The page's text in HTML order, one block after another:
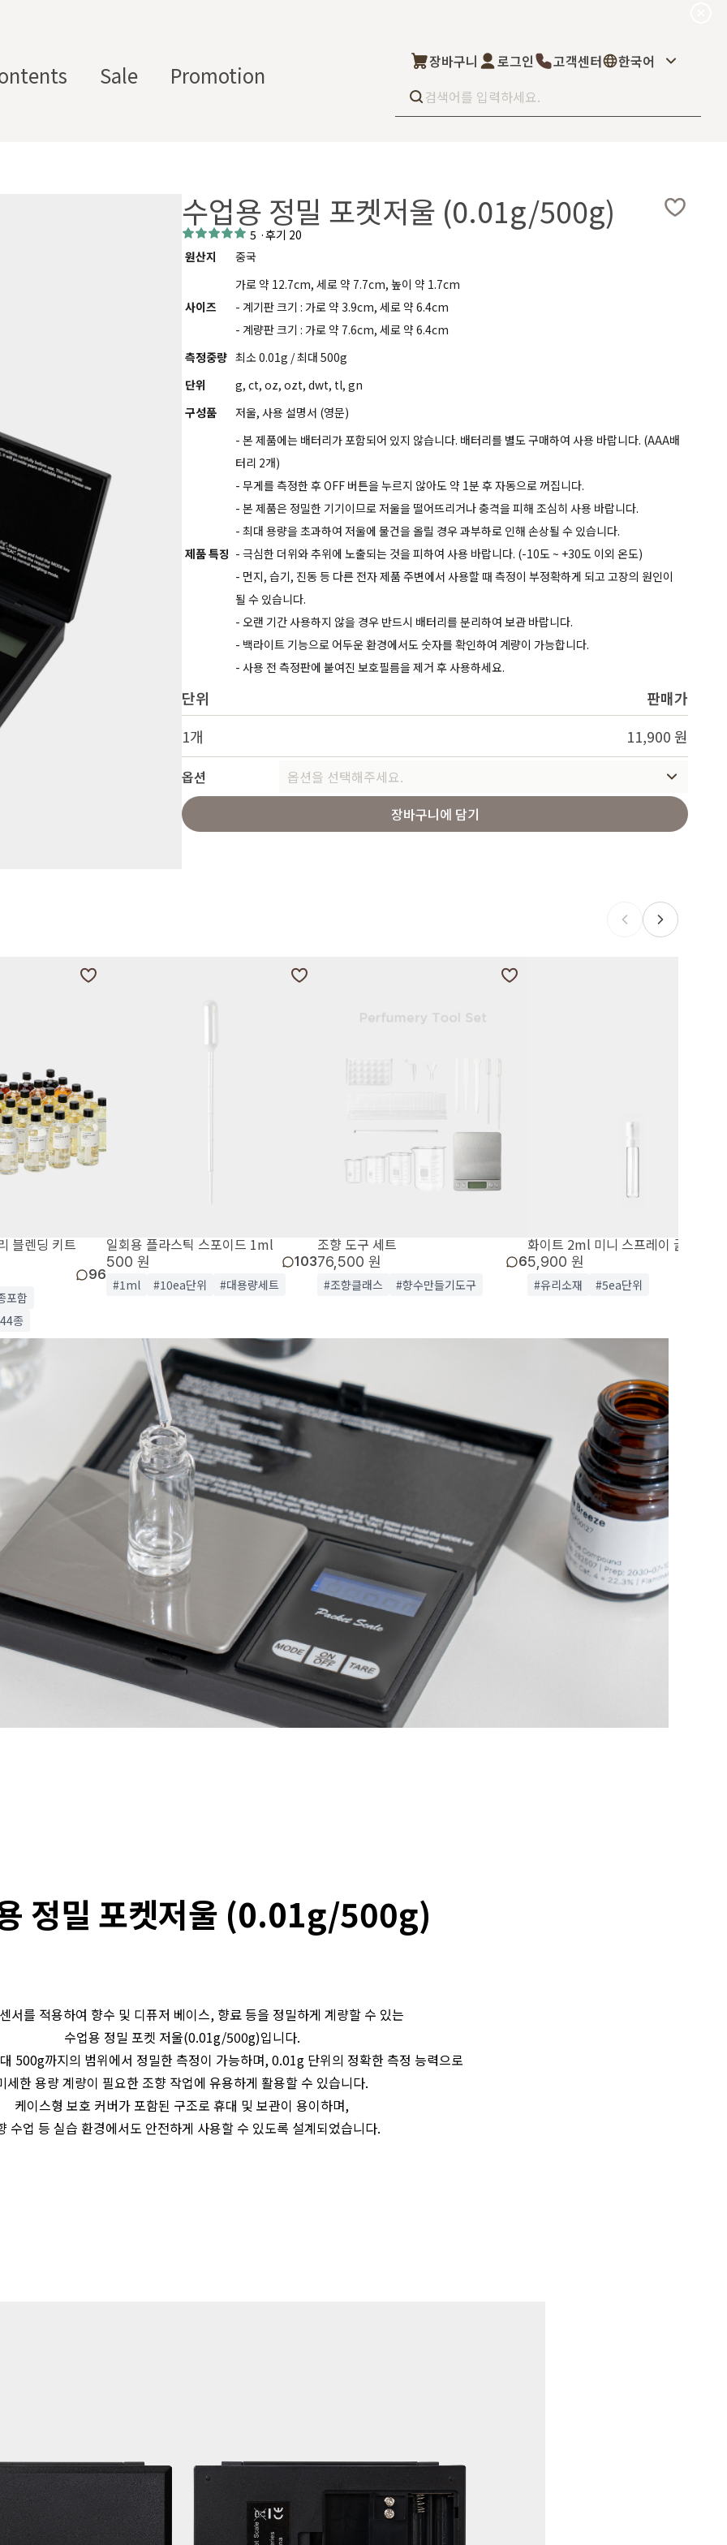
Sale Promotion
장바구니 로그인 고객센터 한국어
서 제공하는 프래그런스 오일, 천연 원료, 조향 베이스, 조향 케미컬을 고객님이 직
, 그 비율 그대로 향료를 배합·생산해 드리는 서비스입니다. 최소5kg부터 브랜
저/석
고
재/도
구
일
What’s new
Select
상품후기
도매신청
딜러모집
수업용 정밀 포켓저울 (0.01g/500g)
5 ·후기 20
원산지
중국
사이즈
가로 약 12.7cm, 세로 약 7.7cm, 높이 약 1.7cm
- 계기판 크기 : 가로 약 3.9cm, 세로 약 6.4cm
- 계량판 크기 : 가로 약 7.6cm, 세로 약 6.4cm
측정중량 최소 0.01g / 최대 500g
단위
g, ct, oz, ozt, dwt, tl, gn
구성품
저울, 사용 설명서 (영문)
제품 특징
- 본 제품에는 배터리가 포함되어 있지 않습니다. 배터리를 별도 구매하여 사용 바랍니다. (AAA배
터리 2개)
- 무게를 측정한 후 OFF 버튼을 누르지 않아도 약 1분 후 자동으로 꺼집니다.
- 본 제품은 정밀한 기기이므로 저울을 떨어뜨리거나 충격을 피해 조심히 사용 바랍니다.
- 최대 용량을 초과하여 저울에 물건을 올릴 경우 과부하로 인해 손상될 수 있습니다.
- 극심한 더위와 추위에 노출되는 것을 피하여 사용 바랍니다. (-10도 ~ +30도 이외 온도)
- 먼지, 습기, 진동 등 다른 전자 제품 주변에서 사용할 때 측정이 부정확하게 되고 고장의 원인이
될 수 있습니다.
- 오랜 기간 사용하지 않을 경우 반드시 배터리를 분리하여 보관 바랍니다.
- 백라이트 기능으로 어두운 환경에서도 숫자를 확인하여 계량이 가능합니다.
- 사용 전 측정판에 붙여진 보호필름을 제거 후 사용하세요.
단위
판매가
1개
11,900 원
옵션
옵션을 선택해주세요.
장바구니에 담기
블렌딩 키트
96
포함
종
일회용 플라스틱 스포이드 1ml
500 원 103
#1ml #10ea단위 #대용량세트
조향 도구 세트
76,500 원 6
#조향클래스 #향수만들기도구
화이트 2ml 미니 스프레이 글래스
5,900 원
#유리소재 #5ea단위
정밀 포켓저울 (0.01g/500g)
서를 적용하여 향수 및 디퓨저 베이스, 향료 등을 정밀하게 계량할 수 있는
수업용 정밀 포켓 저울(0.01g/500g)입니다.
500g까지의 범위에서 정밀한 측정이 가능하며, 0.01g 단위의 정확한 측정 능력으로
세한 용량 계량이 필요한 조향 작업에 유용하게 활용할 수 있습니다.
케이스형 보호 커버가 포함된 구조로 휴대 및 보관이 용이하며,
수업 등 실습 환경에서도 안전하게 사용할 수 있도록 설계되었습니다.